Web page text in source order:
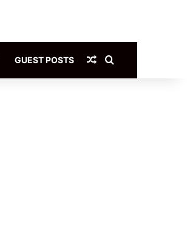
GUEST POSTS Article Aléatoire